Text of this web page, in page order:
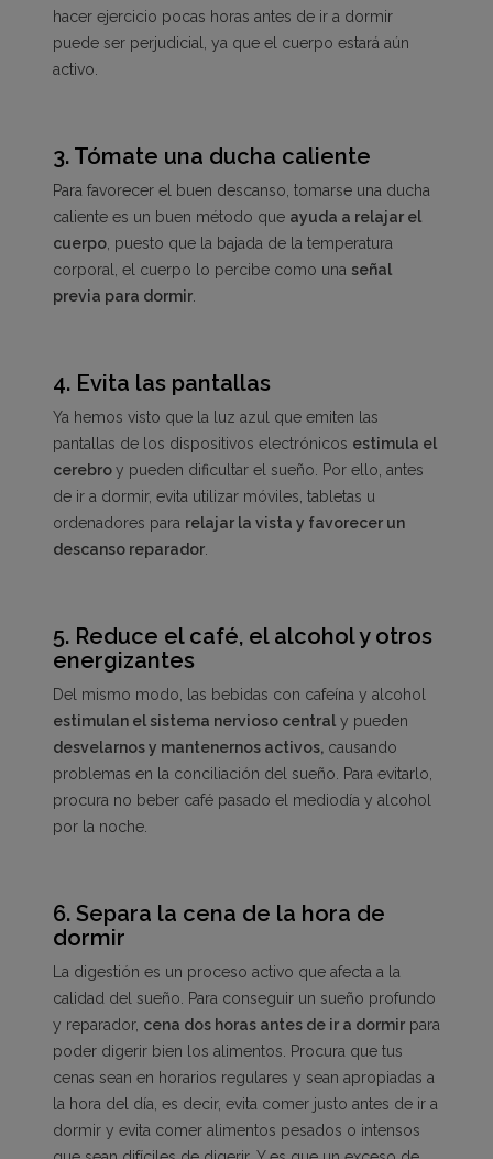
hacer ejercicio pocas horas antes de ir a dormir
puede ser perjudicial, ya que el cuerpo estará aún
activo.
3. Tómate una ducha caliente
Para favorecer el buen descanso, tomarse una ducha
caliente es un buen método que ayuda a relajar el
cuerpo , puesto que la bajada de la temperatura
corporal, el cuerpo lo percibe como una señal
previa para dormir
4. Evita las pantallas
Ya hemos visto que la luz azul que emiten las
pantallas de los dispositivos electrónicos estimula el
cerebroy pueden dificultar el sueño. Por ello, antes
de ir a dormir, evita utilizar móviles, tabletas u
ordenadores para relajar la vista y favorecer un
descanso reparador
5. Reduce el café, el alcohol y otros
energizantes
Del mismo modo, las bebidas con cafeína y alcohol
estimulan el sistema nervioso central y pueden
desvelarnos y mantenernos activos, causando
problemas en la conciliación del sueño. Para evitarlo,
procura no beber café pasado el mediodía y alcohol
por la noche.
6. Separa la cena de la hora de
dormir
La digestión es un proceso activo que afecta a la
calidad del sueño. Para conseguir un sueño profundo
y reparador, cena dos horas antes de ir a dormir para
poder digerir bien los alimentos. Procura que tus
cenas sean en horarios regulares y sean apropiadas a
la hora del día, es decir, evita comer justo antes de ir a
dormir y evita comer alimentos pesados o intensos